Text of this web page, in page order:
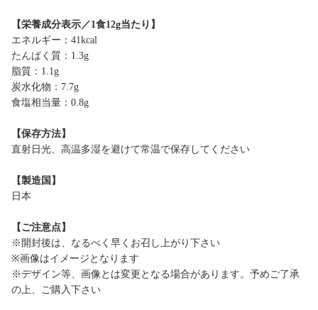
【栄養成分表示／1食12g当たり】
エネルギー：41kcal
たんぱく質：1.3g
脂質：1.1g
炭水化物：7.7g
食塩相当量：0.8g
【保存方法】
直射日光、高温多湿を避けて常温で保存してください
【製造国】
日本
【ご注意点】
※開封後は、なるべく早くお召し上がり下さい
※画像はイメージとなります
※デザイン等、画像とは変更となる場合があります。予めご了承
の上、ご購入下さい